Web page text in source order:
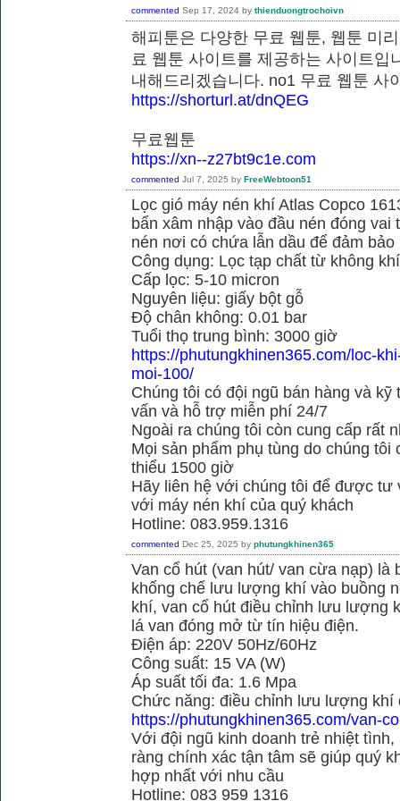
commented Sep 17, 2024 by thienduongtrochoivn
해피툰은 다양한 무료 웹툰, 웹툰 미
료 웹툰 사이트를 제공하는 사이트
내해드리겠습니다. no1 무료 웹
https://shorturl.at/dnQEG
무료웹툰
https://xn--z27bt9c1e.com
commented Jul 7, 2025 by FreeWebtoon51
Lọc gió máy nén khí Atlas Copco
bẩn xâm nhập vào đầu nén đóng
nén nơi có chứa lẫn dầu để đảm
Công dụng: Lọc tạp chất từ không
Cấp lọc: 5-10 micron
Nguyên liệu: giấy bột gỗ
Độ chân không: 0.01 bar
Tuổi thọ trung bình: 3000 giờ
https://phutungkhinen365.com/loc-
moi-100/
Chúng tôi có đội ngũ bán hàng và
vấn và hỗ trợ miễn phí 24/7
Ngoài ra chúng tôi còn cung cấp rất
Mọi sản phẩm phụ tùng do chúng
thiểu 1500 giờ
Hãy liên hệ với chúng tôi để được tư
với máy nén khí của quý khách
Hotline: 083.959.1316
commented Dec 25, 2025 by phutungkhinen365
Van cổ hút (van hút/ van cừa nạp) là
khống chế lưu lượng khí vào buồng
khí, van cổ hút điều chỉnh lưu lượng
lá van đóng mở từ tín hiệu điện.
Điện áp: 220V 50Hz/60Hz
Công suất: 15 VA (W)
Áp suất tối đa: 1.6 Mpa
Chức năng: điều chỉnh lưu lượng khí
https://phutungkhinen365.com/van-
Với đội ngũ kinh doanh trẻ nhiệt
ràng chính xác tận tâm sẽ giúp quý
hợp nhất với nhu cầu
Hotline: 083 959 1316